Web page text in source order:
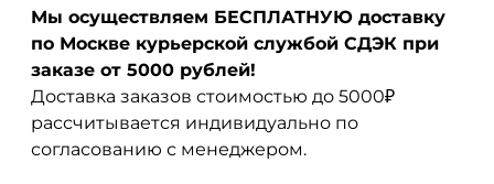
Мы осуществляем БЕСПЛАТНУЮ доставку
по Москве курьерской службой СДЭК при
заказе от 5000 рублей!
Доставка заказов стоимостью до 5000₽
рассчитывается индивидуально по
согласованию с менеджером.